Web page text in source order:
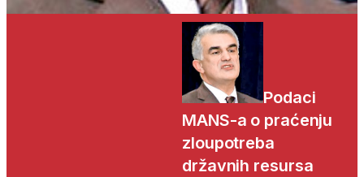
Podaci
MANS-a o praćenju
zloupotreba
državnih resursa